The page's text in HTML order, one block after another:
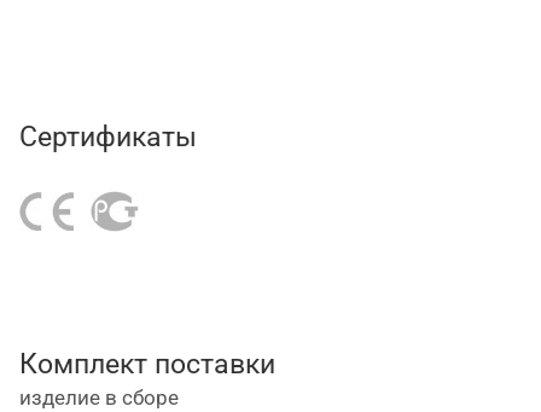
Сертификаты
Комплект поставки
изделие в сборе